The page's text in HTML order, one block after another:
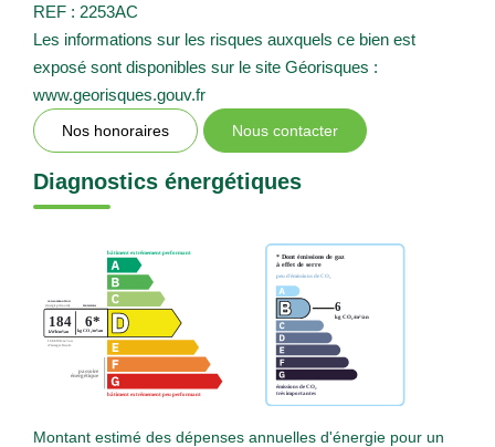
REF : 2253AC
Les informations sur les risques auxquels ce bien est
exposé sont disponibles sur le site Géorisques :
www.georisques.gouv.fr
Nos honoraires Nous contacter
Diagnostics énergétiques
Montant estimé des dépenses annuelles d'énergie pour un